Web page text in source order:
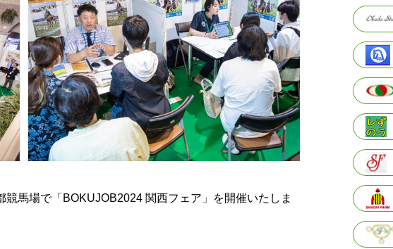
競馬場で「 BOKUJOB2024 関西フェア」を開催いたしま